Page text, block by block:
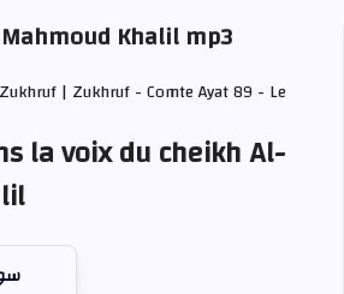
Khalil mp3
| Zukhruf - Comte Ayat 89 - Le
la voix du cheikh Al-